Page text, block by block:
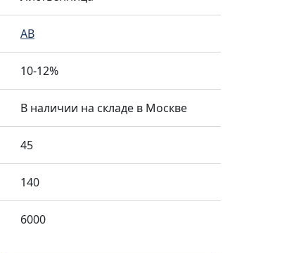
AB
10-12%
В наличии на складе в Москве
45
140
6000